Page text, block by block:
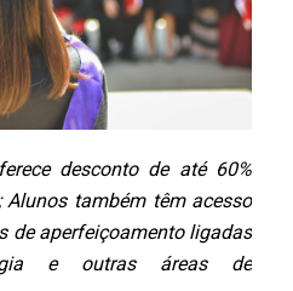
desconto de até 60%
Alunos também têm acesso
de aperfeiçoamento ligadas
e outras áreas de